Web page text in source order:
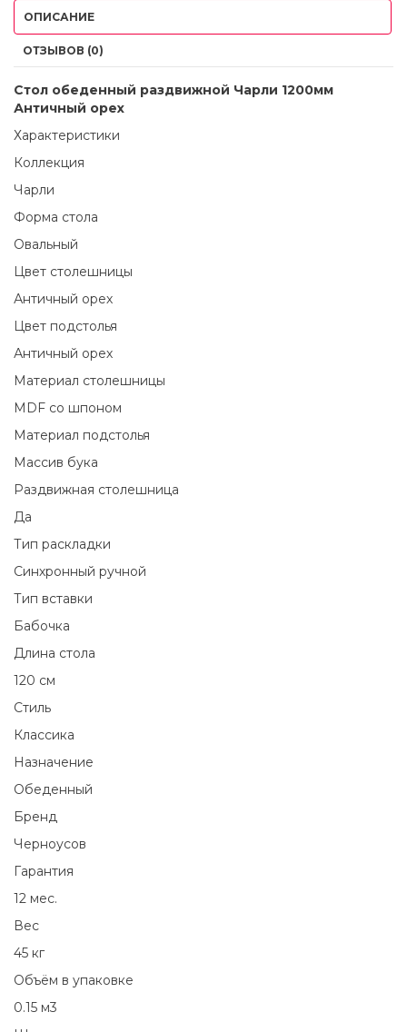
ОПИСАНИЕ
ОТЗЫВОВ (0)
Стол обеденный раздвижной Чарли 1200мм
Античный орех
Характеристики
Коллекция
Чарли
Форма стола
Овальный
Цвет столешницы
Античный орех
Цвет подстолья
Античный орех
Материал столешницы
MDF со шпоном
Материал подстолья
Массив бука
Раздвижная столешница
Да
Тип раскладки
Синхронный ручной
Тип вставки
Бабочка
Длина стола
120 см
Стиль
Классика
Назначение
Обеденный
Бренд
Черноусов
Гарантия
12 мес.
Вес
45 кг
Объём в упаковке
0.15 м3